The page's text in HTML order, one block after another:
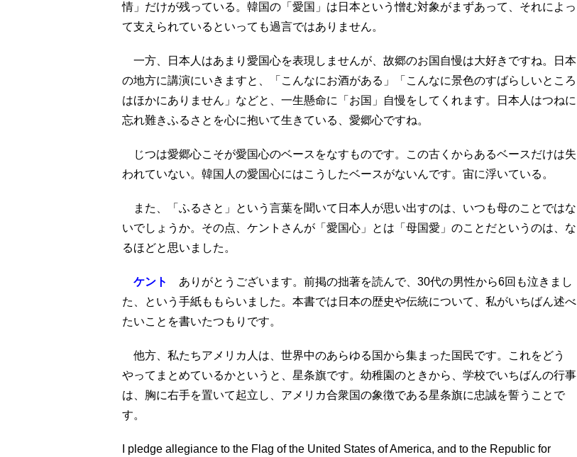
情」だけが残っている。韓国の「愛国」は日本という憎む対象がまずあって、それによっ
て支えられているといっても過言ではありません。
一方、日本人はあまり愛国心を表現しませんが、故郷のお国自慢は大好きですね。日本
の地方に講演にいきますと、「こんなにお酒がある」「こんなに景色のすばらしいところ
はほかにありません」などと、一生懸命に「お国」自慢をしてくれます。日本人はつねに
忘れ難きふるさとを心に抱いて生きている、愛郷心ですね。
じつは愛郷心こそが愛国心のベースをなすものです。この古くからあるベースだけは失
われていない。韓国人の愛国心にはこうしたベースがないんです。宙に浮いている。
また、「ふるさと」という言葉を聞いて日本人が思い出すのは、いつも母のことではな
いでしょうか。その点、ケントさんが「愛国心」とは「母国愛」のことだというのは、な
るほどと思いました。
ケント
ありがとうございます。前掲の拙著を読んで、30代の男性から6回も泣きまし
た、という手紙ももらいました。本書では日本の歴史や伝統について、私がいちばん述べ
たいことを書いたつもりです。
他方、私たちアメリカ人は、世界中のあらゆる国から集まった国民です。これをどう
やってまとめているかというと、星条旗です。幼稚園のときから、学校でいちばんの行事
は、胸に右手を置いて起立し、アメリカ合衆国の象徴である星条旗に忠誠を誓うことで
す。
I pledge allegiance to the Flag of the United States of America, and to the Republic for